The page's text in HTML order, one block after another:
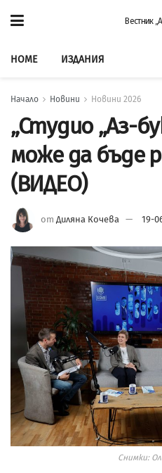
Вестник
HOME ИЗДАНИЯ
Начало Новини Новини 2026
„Студио „Аз-
може да бъде
(ВИДЕО)
от Диляна Кочева 19-
Снимки: